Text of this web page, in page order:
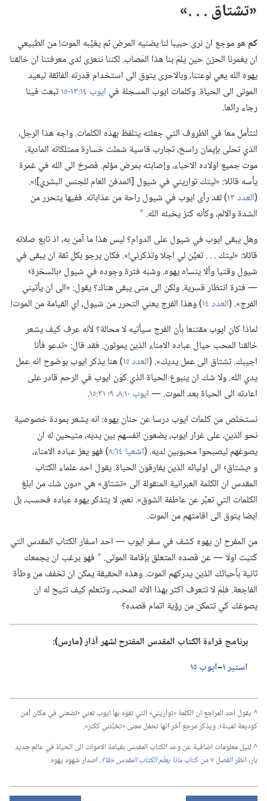
‏«تشتاق .‏ .‏ .‏»‏
كمهو موجع ان نرى حبيبا لنا يضنيه المرض ثم يغيِّبه الموت!‏ من الطبيعي
ان يغمرنا الحزن حين يلمّ بنا هذا المُصاب.‏ لكننا نتعزى لدى معرفتنا ان خالقنا
يهوه الله يعي لوعتنا،‏ وبالاحرى يتوق الى استخدام قدرته الفائقة ليعيد
الموتى الى الحياة.‏ وكلمات ايوب المسجلة في ايوب ١٤:‏١٣-‏١٥
تبعث فينا
رجاء رائعا.‏
لنتأمل معا في الظروف التي جعلته يتلفظ بهذه الكلمات.‏ واجه هذا الرجل،‏
الذي تحلى بإيمان راسخ،‏ تجارب قاسية شملت خسارة ممتلكاته المادية،‏
موت جميع اولاده الاحباء،‏ وإصابته بمرض مؤلم.‏ فصرخ الى الله في غمرة
يأسه قائلا:‏ «ليتك تواريني في شيول [المدفن العام للجنس البشري]!‏».‏
(‏العدد ١٣
‏)‏ لقد رأى ايوب في شيول راحة من عذاباته.‏ ففيها يتحرر من
الشدة والالم،‏ وكأنه كنز يخبئه الله.‏ *
وهل يبقى ايوب في شيول على الدوام؟‏ ليس هذا ما آمن به،‏ اذ تابع صلاته
قائلا:‏ «ليتك .‏ .‏ .‏ تعيِّن لي اجلا وتذكرني!‏».‏ فكان يرجو بكل ثقة ان يبقى في
شيول وقتيا وألا ينساه يهوه.‏ وشبّه فترة وجوده في شيول ‹بالسخرة›
—‏ فترة انتظار قسرية.‏ ولكن الى متى يبقى هناك؟‏ يقول:‏ «الى ان يأتيني
الفرج».‏ (‏العدد ١٤
‏)‏ وهذا الفرج يعني التحرر من شيول،‏ اي القيامة من الموت!‏
لماذا كان ايوب مقتنعا بأن الفرج سيأتيه لا محالة؟‏ لأنه عرف كيف يشعر
خالقنا المحب حيال عباده الامناء الذين يموتون.‏ فقد قال:‏ «تدعو فأنا
اجيبك.‏ تشتاق الى عمل يديك».‏ (‏العدد ١٥ ‏)‏ هنا يذكر ايوب بوضوح انه عمل
يدي الله.‏ ولا شك ان ينبوع الحياة الذي كوّن ايوب في الرحم قادر على
اعادته الى الحياة بعد الموت.‏ —‏ايوب ١٠:‏٨،‏ ٩؛‏
‏.‏
نستخلص من كلمات ايوب درسا عن حنان يهوه:‏ انه يشعر بمودة خصوصية
نحو الذين،‏ على غرار ايوب،‏ يضعون انفسهم بين يديه،‏ متيحين له ان
يصوغهم ليصبحوا محبوبين لديه.‏ (‏اشعيا ٦٤:‏٨
‏)‏ فهو يعزّ عباده الامناء،‏
و ‹يشتاق› الى اوليائه الذين يفارقون الحياة.‏ يقول احد علماء الكتاب
المقدس ان الكلمة العبرانية المنقولة الى «تشتاق» هي «دون شك من ابلغ
الكلمات التي تعبِّر عن عاطفة الشوق».‏ نعم،‏ لا يتذكر يهوه عباده فحسب،‏ بل
ايضا يتوق الى اقامتهم من الموت.‏
من المفرح ان يهوه كشف في سفر ايوب —‏ احد اسفار الكتاب المقدس التي
كُتبت اولا —‏ عن قصده المتعلق بإقامة الموتى.‏ * فهو يرغب ان يجمعك
ثانية بأحبائك الذين يدركهم الموت.‏ وهذه الحقيقة يمكن ان تخفف من وطأة
الفاجعة.‏ فلِمَ لا تتعرف اكثر بهذا الاله المحب،‏ وتتعلم كيف تتيح له ان
يصوغك كي تتمكن من رؤية اتمام قصده؟‏
برنامج قراءة الكتاب المقدس المقترح لشهر آذار (‏مارس)‏:‏
استير ١ ‏–‏ايوب ١٥
^يقول احد المراجع ان الكلمة «تواريني» التي تفوّه بها ايوب تعني ‹تضعني في مكان آمن
كوديعة ثمينة›.‏ ويذكر مرجع آخر انها تحمل معنى «تخبِّئني ككنز».‏
^لنيل معلومات اضافية عن وعد الكتاب المقدس بقيامة الاموات الى الحياة في عالم جديد
بار،‏ انظرالفصل ٧ من كتاب ماذا يعلّم الكتاب المقدس حقا؟‏‏،‏اصدار شهود يهوه.‏